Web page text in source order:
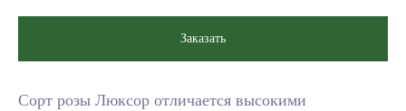
Заказать
Сорт розы Люксор отличается высокими